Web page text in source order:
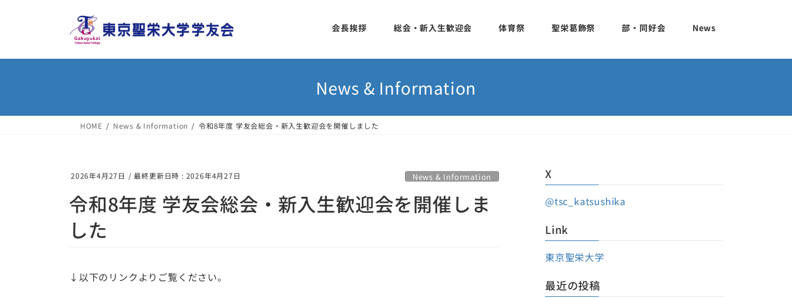
会長挨拶 総会・新入生歓迎会 体育祭 聖栄葛飾祭 部・同好会 News
News & Information
HOME News & Information 令和8年度 学友会総会・新入生歓迎会を開催しました
2026年4月27日 / 最終更新日時 : 2026年4月27日 News & Information
令和8年度 学友会総会・新入生歓迎会を開催しま
した
↓以下のリンクよりご覧ください。
X
@tsc_katsushika
Link
東京聖栄大学
最近の投稿